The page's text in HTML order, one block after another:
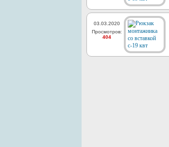
03.03.2020
Просмотров:
404